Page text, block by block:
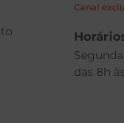
Canal
das 8h